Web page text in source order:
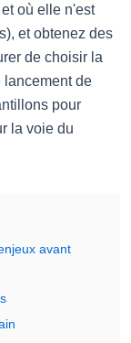
où elle n'est
et obtenez des
de choisir la
lancement de
pour
la voie du
avant